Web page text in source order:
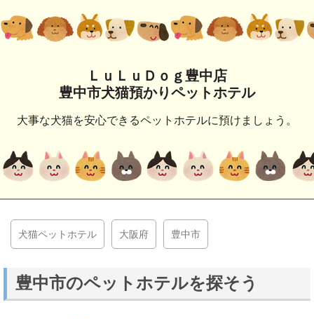
ＬｕＬｕＤｏｇ豊中店
豊中市犬猫預かりペットホテル
大事な犬猫を安心できるペットホテルに預けましょう。
犬猫ペットホテル 大阪府 豊中市
豊中市のペットホテルを探そう